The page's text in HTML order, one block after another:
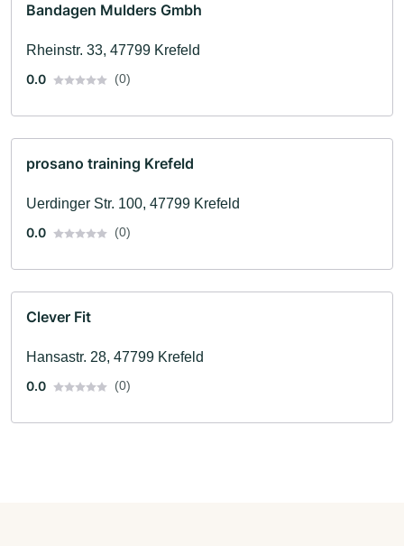
Bandagen Mulders Gmbh
Rheinstr. 33, 47799 Krefeld
0.0
(0)
prosano training Krefeld
Uerdinger Str. 100, 47799 Krefeld
0.0
(0)
Clever Fit
Hansastr. 28, 47799 Krefeld
0.0
(0)